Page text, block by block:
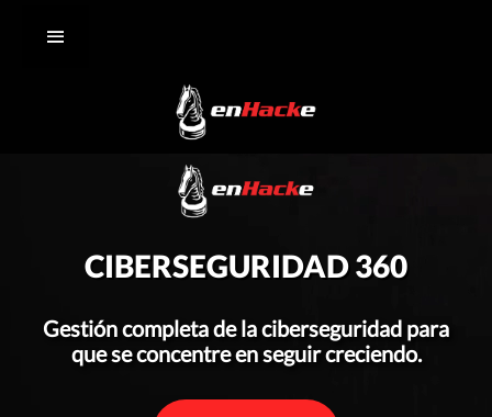
CIBERSEGURIDAD 360
Gestión completa de la ciberseguridad para
que se concentre en seguir creciendo.